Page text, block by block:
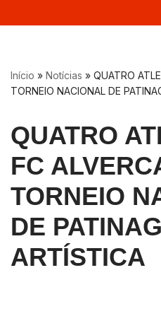
Início » Notícias » QUATRO
TORNEIO NACIONAL DE
QUATRO
FC
TORNEIO
DE
ARTÍSTICA